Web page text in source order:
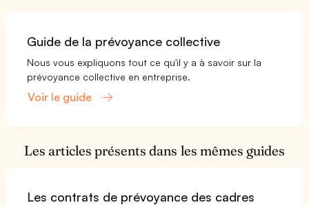
Guide de la prévoyance collective
Nous vous expliquons tout ce qu'il y a à savoir sur la
prévoyance collective en entreprise.
Voir le guide
Les articles présents dans les mêmes guides
Les contrats de prévoyance des cadres